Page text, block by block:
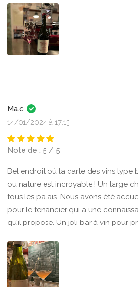
Ma.o
14/01/2024 à 17:13
Note de : 5 / 5
Bel endroit où la carte des vins type
ou nature est incroyable ! Un large
tous les palais. Nous avons été
pour le tenancier qui a une
qu’il propose. Un joli bar à vin pour